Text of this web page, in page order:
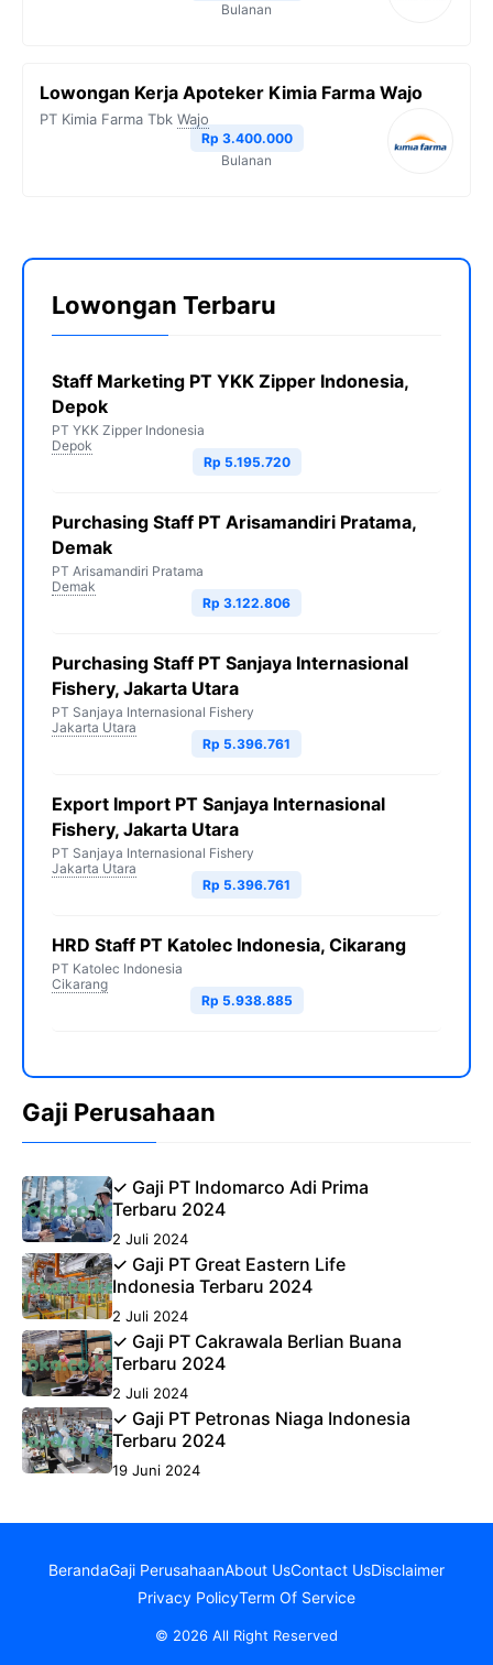
Bulanan
Lowongan Kerja Apoteker Kimia Farma Wajo
PT Kimia Farma Tbk Wajo
Rp 3.400.000
Bulanan
Lowongan Terbaru
Staff Marketing PT YKK Zipper Indonesia,
Depok
PT YKK Zipper Indonesia
Depok
Rp 5.195.720
Purchasing Staff PT Arisamandiri Pratama,
Demak
PT Arisamandiri Pratama
Demak
Rp 3.122.806
Purchasing Staff PT Sanjaya Internasional
Fishery, Jakarta Utara
PT Sanjaya Internasional Fishery
Jakarta Utara
Rp 5.396.761
Export Import PT Sanjaya Internasional
Fishery, Jakarta Utara
PT Sanjaya Internasional Fishery
Jakarta Utara
Rp 5.396.761
HRD Staff PT Katolec Indonesia, Cikarang
PT Katolec Indonesia
Cikarang
Rp 5.938.885
Gaji Perusahaan
✓ Gaji PT Indomarco Adi Prima
Terbaru 2024
2 Juli 2024
✓ Gaji PT Great Eastern Life
Indonesia Terbaru 2024
2 Juli 2024
✓ Gaji PT Cakrawala Berlian Buana
Terbaru 2024
2 Juli 2024
✓ Gaji PT Petronas Niaga Indonesia
Terbaru 2024
19 Juni 2024
BerandaGaji PerusahaanAbout UsContact UsDisclaimer
Privacy PolicyTerm Of Service
© 2026 All Right Reserved